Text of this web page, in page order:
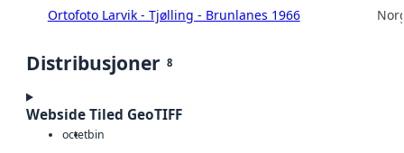
Ortofoto Larvik - Tjølling - Brunlanes 1966
Distribusjoner 8
Webside Tiled GeoTIFF
octetbin